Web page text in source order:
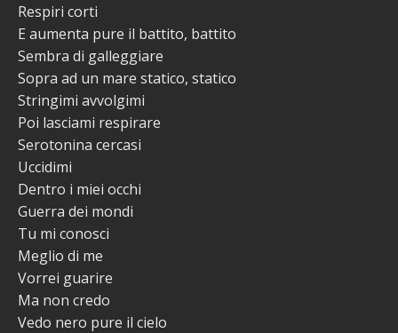
Respiri corti
E aumenta pure il battito, battito
Sembra di galleggiare
Sopra ad un mare statico, statico
Stringimi avvolgimi
Poi lasciami respirare
Serotonina cercasi
Uccidimi
Dentro i miei occhi
Guerra dei mondi
Tu mi conosci
Meglio di me
Vorrei guarire
Ma non credo
Vedo nero pure il cielo